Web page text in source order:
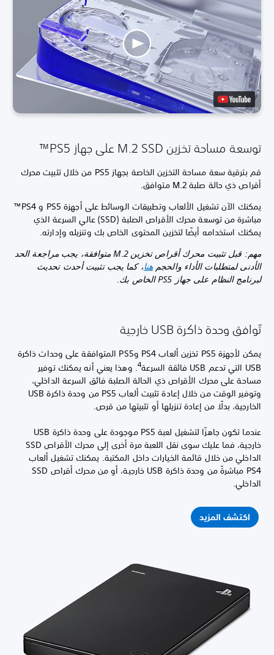
توسعة مساحة تخزين M.2 SSD على جهاز PS5™
قم بترقية سعة مساحة التخزين الخاصة بجهاز PS5 من خلال تثبيت محرك
أقراص ذي حالة صلبة M.2 متوافق.
يمكنك الآن تشغيل الألعاب وتطبيقات الوسائط على أجهزة PS5 و PS4™
مباشرة من توسعة محرك الأقراص الصلبة (SSD) عالي السرعة الذي
يمكنك استخدامه أيضًا لتخزين المحتوى الخاص بك وتنزيله وإدارته.
مهم: قبل تثبيت محرك أقراص تخزين M.2 متوافقة، يجب مراجعة الحد
الأدنى لمتطلبات الأداء والحجم هنا، كما يجب تثبيت أحدث تحديث
لبرنامج النظام على جهاز PS5 الخاص بك.
تَوافق وحدة ذاكرة USB خارجية
يمكن لأجهزة PS5 تخزين ألعاب PS4 وPS5 المتوافقة على وحدات ذاكرة
USB التي تدعم USB فائقة السرعة
4.‏ وهذا يعني أنه يمكنك توفير
مساحة على محرك الأقراص ذي الحالة الصلبة فائق السرعة الداخلي،
وتوفير الوقت من خلال إعادة تثبيت ألعاب PS5 من وحدة ذاكرة USB
الخارجية، بدلًا من إعادة تنزيلها أو تثبيتها من قرص.
عندما تكون جاهزًا لتشغيل لعبة PS5 موجودة على وحدة ذاكرة USB
خارجية، فما عليك سوى نقل اللعبة مرة أخرى إلى محرك الأقراص SSD
الداخلي من خلال قائمة الخيارات داخل المكتبة. يمكنك تشغيل ألعاب
PS4 مباشرةً من وحدة ذاكرة USB خارجية، أو من محرك أقراص SSD
الداخلي.
اكتشف المزيد